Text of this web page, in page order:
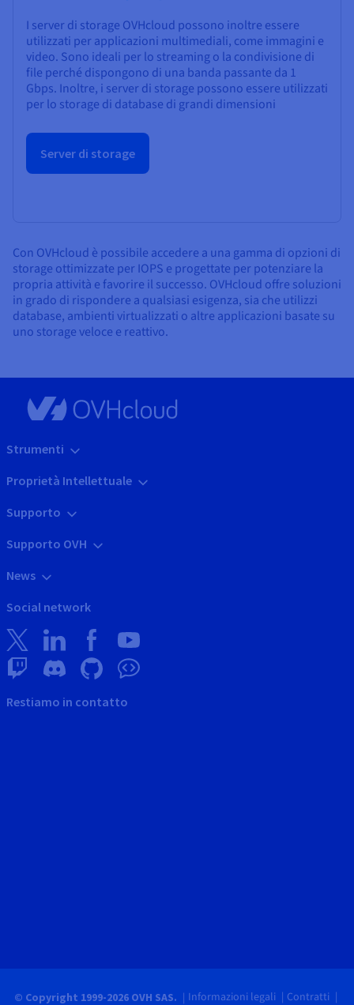
I server di storage OVHcloud possono inoltre essere
utilizzati per applicazioni multimediali, come immagini e
video. Sono ideali per lo streaming o la condivisione di
file perché dispongono di una banda passante da 1
Gbps. Inoltre, i server di storage possono essere utilizzati
per lo storage di database di grandi dimensioni
Server di storage
Con OVHcloud è possibile accedere a una gamma di opzioni di
storage ottimizzate per IOPS e progettate per potenziare la
propria attività e favorire il successo. OVHcloud offre soluzioni
in grado di rispondere a qualsiasi esigenza, sia che utilizzi
database, ambienti virtualizzati o altre applicazioni basate su
uno storage veloce e reattivo.
Strumenti
Proprietà Intellettuale
Supporto
Supporto OVH
News
Social network
Restiamo in contatto
© Copyright 1999-2026 OVH SAS. Informazioni legali Contratti